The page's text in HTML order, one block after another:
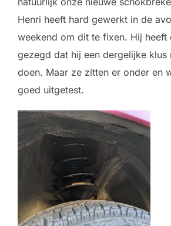
Henri heeft hard gewerkt in de
weekend om dit te fixen. Hij heeft
gezegd dat hij een dergelijke klus
doen. Maar ze zitten er onder en
goed uitgetest.